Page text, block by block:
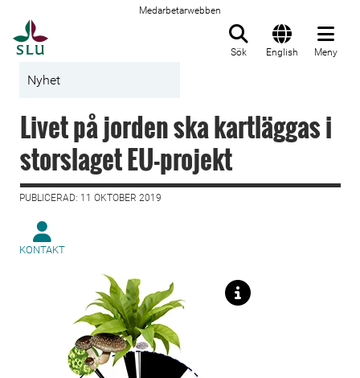
Medarbetarwebben
Sök English Meny
Nyhet
Livet på jorden ska kartläggas i
storslaget EU-projekt
PUBLICERAD: 11 OKTOBER 2019
KONTAKT